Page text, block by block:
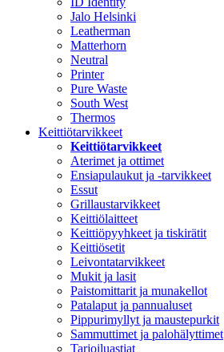
Jalo Helsinki
Leatherman
Matterhorn
Neutral
Printer
Pure Waste
South West
Thermos
Keittiötarvikkeet
Keittiötarvikkeet
Aterimet ja ottimet
Ensiapulaukut ja -tarvikkeet
Essut
Grillaustarvikkeet
Keittiölaitteet
Keittiöpyyhkeet ja tiskirätit
Keittiösetit
Leivontatarvikkeet
Mukit ja lasit
Paistomittarit ja munakellot
Patalaput ja pannualuset
Pippurimyllyt ja maustepurkit
Sammuttimet ja palohälyttimet
Tarjoiluastiat